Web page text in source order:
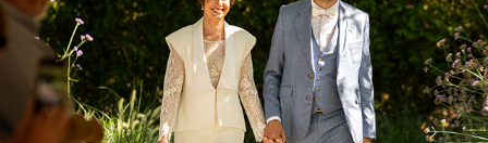
Eugénie en Bart